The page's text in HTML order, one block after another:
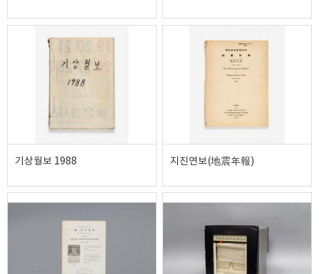
기상월보 1988 지진연보(地震年報)